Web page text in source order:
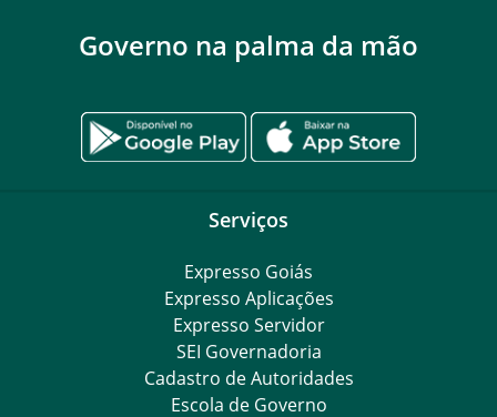
Governo na palma da mão
Serviços
Expresso Goiás
Expresso Aplicações
Expresso Servidor
SEI Governadoria
Cadastro de Autoridades
Escola de Governo